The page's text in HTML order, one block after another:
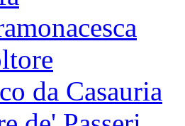
da Casauria